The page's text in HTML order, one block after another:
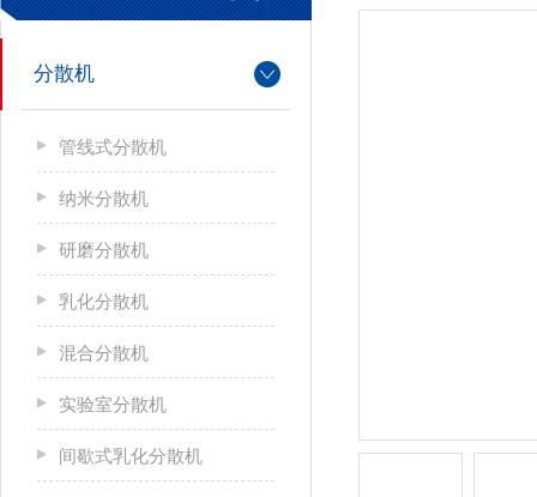
分散机
管线式分散机
纳米分散机
研磨分散机
乳化分散机
混合分散机
实验室分散机
间歇式乳化分散机